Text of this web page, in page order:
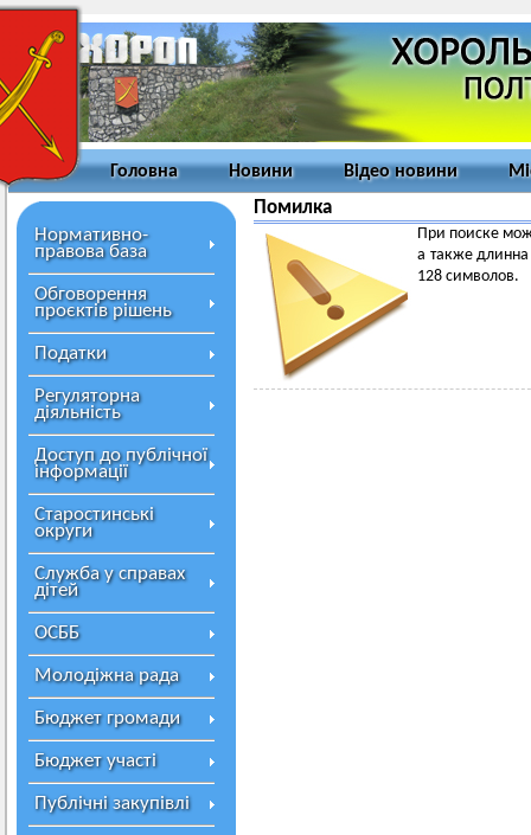
Головна Новини Відео новини
Нормативно-
правова база
Обговорення
проєктів рішень
Податки
Регуляторна
діяльність
Доступ до публічної
інформації
Старостинські
округи
Служба у справах
дітей
ОСББ
Молодіжна рада
Бюджет громади
Бюджет участі
Публічні закупівлі
Помилка
При поиске
а также длинна
128 символов.